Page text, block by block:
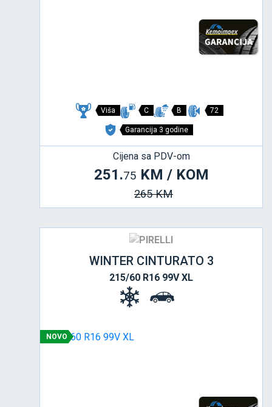
Viša C B 72
Garancija 3 godine
Cijena sa PDV-om
251.75 KM / KOM
265 KM
WINTER CINTURATO 3
215/60 R16 99V XL
NOVO